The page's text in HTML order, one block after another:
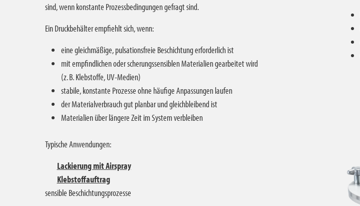
sind, wenn konstante Prozessbedingungen gefragt sind.
Ein Druckbehälter empfiehlt sich, wenn:
eine gleichmäßige, pulsationsfreie Beschichtung erforderlich ist
mit empfindlichen oder scherungssensiblen Materialien gearbeitet wird
(z. B. Klebstoffe, UV-Medien)
stabile, konstante Prozesse ohne häufige Anpassungen laufen
der Materialverbrauch gut planbar und gleichbleibend ist
Materialien über längere Zeit im System verbleiben
Typische Anwendungen:
Lackierung mit Airspray
Klebstoffauftrag
sensible Beschichtungsprozesse